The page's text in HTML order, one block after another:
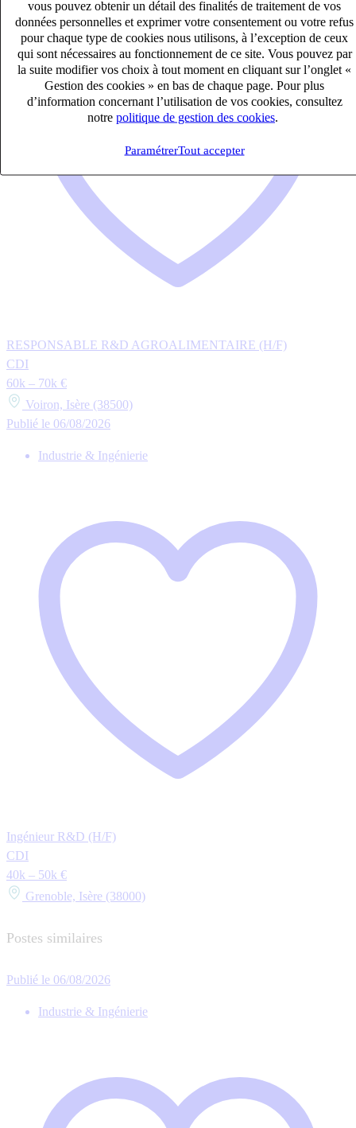
vous pouvez obtenir un détail des finalités de traitement de vos
données personnelles et exprimer votre consentement ou votre refus
pour chaque type de cookies nous utilisons, à l’exception de ceux
qui sont nécessaires au fonctionnement de ce site. Vous pouvez par
la suite modifier vos choix à tout moment en cliquant sur l’onglet «
Gestion des cookies » en bas de chaque page. Pour plus
d’information concernant l’utilisation de vos cookies, consultez
notre politique de gestion des cookies
ParamétrerTout accepter
RESPONSABLE R&D AGROALIMENTAIRE (H/F)
CDI
60k – 70k €
Voiron, Isère (38500)
Publié le 06/08/2026
Industrie & Ingénierie
Ingénieur R&D (H/F)
CDI
40k – 50k €
Grenoble, Isère (38000)
Postes similaires
Publié le 06/08/2026
Industrie & Ingénierie